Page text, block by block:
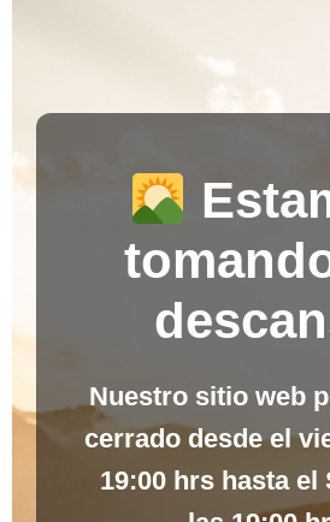
Nuestro sitio web
cerrado desde el
19:00 hrshasta el